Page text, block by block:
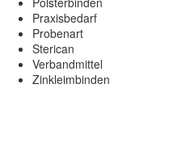
Praxisbedarf
Probenart
Sterican
Verbandmittel
Zinkleimbinden